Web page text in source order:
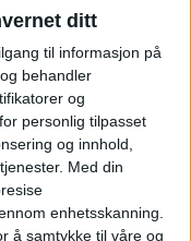
ditt
til informasjon på
behandler
og
personlig tilpasset
og innhold,
Med din
enhetsskanning.
å samtykke til våre og
fylles
et lite hint